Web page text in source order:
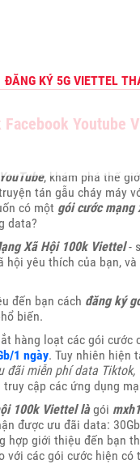
ĐĂNG KÝ 5G VIETTEL
Youtube
, khám phá thế
tán gẫu cháy máy
có một gói cước mạng
data?
Xã Hội 100k Viettel-
yêu thích của bạn,
đến bạn cách đăng ký
biến.
hàng loạt các gói
1 ngày. Tuy nhiên hiện
đãi miễn phí data Tiktok,
cập các ứng dụng
100k Viettel làgói
được ưu đãi data:
hợp giới thiệu đến bạn
các gói cước hiện